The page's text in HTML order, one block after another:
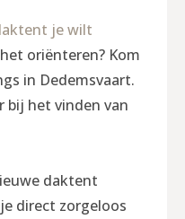
je wilt
oriënteren? Kom
in Dedemsvaart.
bij het vinden van
daktent
direct zorgeloos